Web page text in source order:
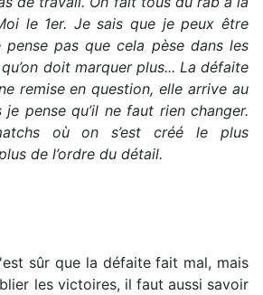
le 1er. Je sais que je peux être
pas que cela pèse dans les
doit marquer plus... La défaite
remise en question, elle arrive au
pense qu’il ne faut rien changer.
où on s’est créé le plus
de l’ordre du détail.
sûr que la défaite fait mal, mais
les victoires, il faut aussi savoir